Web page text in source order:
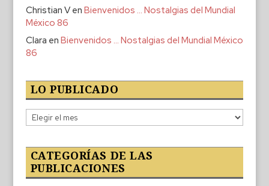
Christian Ven Bienvenidos … Nostalgias del Mundial
México 86
Clara en Bienvenidos … Nostalgias del Mundial México
86
LO PUBLICADO
Lo
publicado
CATEGORÍAS DE LAS
PUBLICACIONES